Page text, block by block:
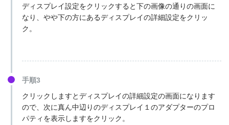
ディスプレイ設定をクリックすると下の画像の通りの画面に
なり、やや下の方にあるディスプレイの詳細設定をクリッ
ク。
手順3
クリックしますとディスプレイの詳細設定の画面になります
ので、次に真ん中辺りのディスプレイ１のアダプターのプロ
パティを表示しますをクリック。